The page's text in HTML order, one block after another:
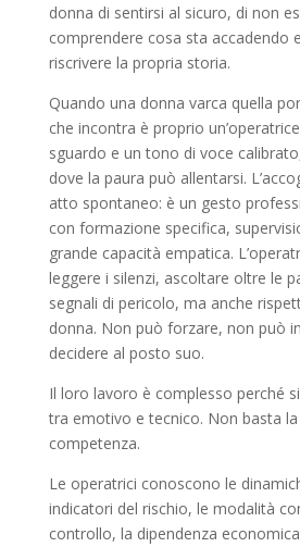
donna di sentirsi al sicuro, di non
comprendere cosa sta accadendo
riscrivere la propria storia.
Quando una donna varca quella
che incontra è proprio
sguardo e un tono di voce
dove la paura può allentarsi.
atto spontaneo: è un gesto
con formazione specifica,
grande capacità empatica.
leggere i silenzi, ascoltare oltre le
segnali di pericolo, ma anche
donna. Non può forzare, non può
decidere al posto suo.
Il loro lavoro è complesso perché
tra emotivo e tecnico. Non basta
competenza.
Le operatrici conoscono le
indicatori del rischio, le modalità
controllo, la dipendenza